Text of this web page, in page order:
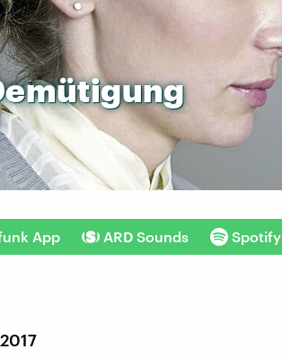
App ARD Sounds Spotify